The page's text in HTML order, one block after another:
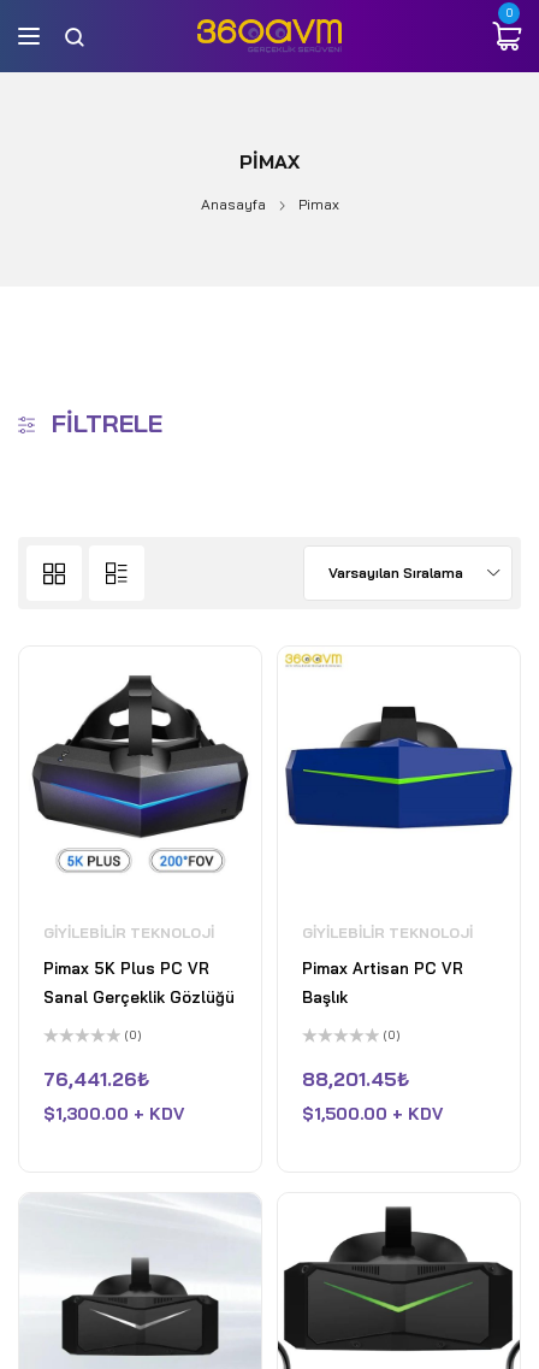
0
PIMAX
Anasayfa Pimax
FILTRELE
Varsayılan Sıralama
GIYILEBILIR TEKNOLOJI
Pimax 5K Plus PC VR
Sanal Gerçeklik Gözlüğü
üzerinden
0
aldı
(0)
76,441.26₺
$1,300.00 + KDV
GIYILEBILIR TEKNOLOJI
Pimax Artisan PC VR
Başlık
üzerinden
0
aldı
(0)
88,201.45₺
$1,500.00 + KDV